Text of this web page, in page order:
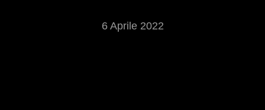
6 Aprile 2022